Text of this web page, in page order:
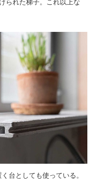
られた梯子。これ以上な
台としても使っている。